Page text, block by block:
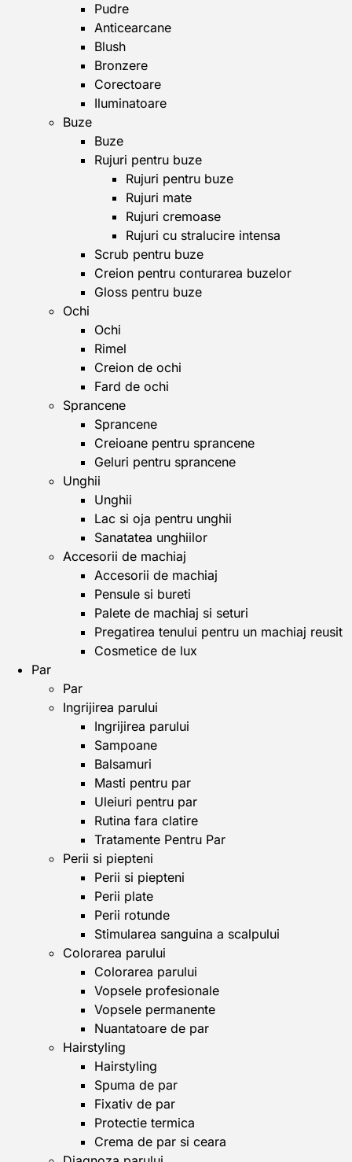
Pudre
Anticearcane
Blush
Bronzere
Corectoare
Iluminatoare
Buze
Buze
Rujuri pentru buze
Rujuri pentru buze
Rujuri mate
Rujuri cremoase
Rujuri cu stralucire intensa
Scrub pentru buze
Creion pentru conturarea buzelor
Gloss pentru buze
Ochi
Ochi
Rimel
Creion de ochi
Fard de ochi
Sprancene
Sprancene
Creioane pentru sprancene
Geluri pentru sprancene
Unghii
Unghii
Lac si oja pentru unghii
Sanatatea unghiilor
Accesorii de machiaj
Accesorii de machiaj
Pensule si bureti
Palete de machiaj si seturi
Pregatirea tenului pentru un machiaj reusit
Cosmetice de lux
Par
Par
Ingrijirea parului
Ingrijirea parului
Sampoane
Balsamuri
Masti pentru par
Uleiuri pentru par
Rutina fara clatire
Tratamente Pentru Par
Perii si piepteni
Perii si piepteni
Perii plate
Perii rotunde
Stimularea sanguina a scalpului
Colorarea parului
Colorarea parului
Vopsele profesionale
Vopsele permanente
Nuantatoare de par
Hairstyling
Hairstyling
Spuma de par
Fixativ de par
Protectie termica
Crema de par si ceara